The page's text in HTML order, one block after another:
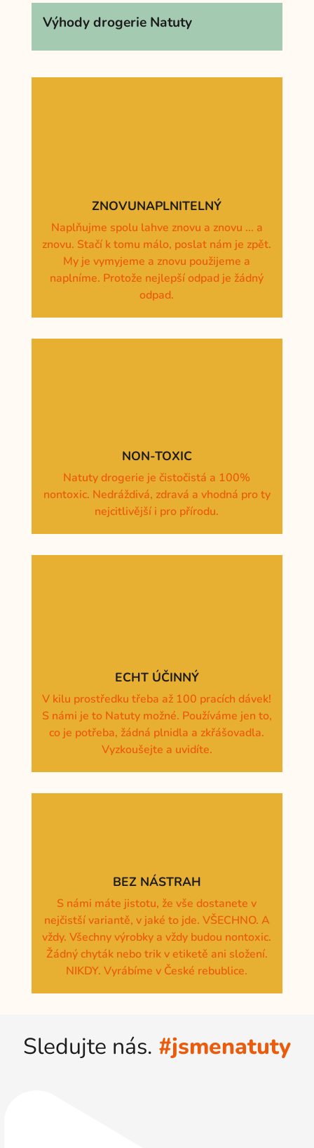
Výhody drogerie Natuty
ZNOVUNAPLNITELNÝ
Naplňujme spolu lahve znovu a znovu ... a
znovu. Stačí k tomu málo, poslat nám je zpět.
My je vymyjeme a znovu použijeme a
naplníme. Protože nejlepší odpad je žádný
odpad.
NON-TOXIC
Natuty drogerie je čistočistá a 100%
nontoxic. Nedráždivá, zdravá a vhodná pro ty
nejcitlivější i pro přírodu.
ECHT ÚČINNÝ
V kilu prostředku třeba až 100 pracích dávek!
S námi je to Natuty možné. Používáme jen to,
co je potřeba, žádná plnidla a zkřášovadla.
Vyzkoušejte a uvidíte.
BEZ NÁSTRAH
S námi máte jistotu, že vše dostanete v
nejčistší variantě, v jaké to jde. VŠECHNO. A
vždy. Všechny výrobky a vždy budou nontoxic.
Žádný chyták nebo trik v etiketě ani složení.
NIKDY. Vyrábíme v České rebublice.
Sledujte nás. #jsmenatuty